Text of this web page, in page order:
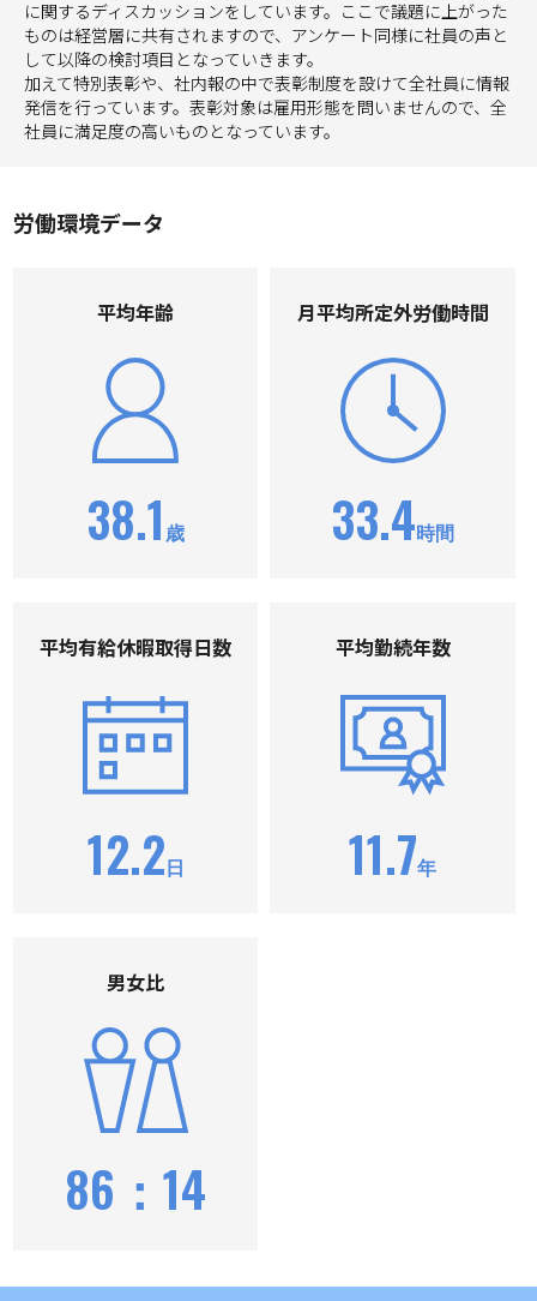
に関するディスカッションをしています。ここで議題に上がった
ものは経営層に共有されますので、アンケート同様に社員の声と
して以降の検討項目となっていきます。
加えて特別表彰や、社内報の中で表彰制度を設けて全社員に情報
発信を行っています。表彰対象は雇用形態を問いませんので、全
社員に満足度の高いものとなっています。
労働環境データ
平均年齢
38.1 歳
⽉平均所定外労働時間
33.4時間
平均有給休暇取得⽇数
12.2日
平均勤続年数
11.7年
男⼥⽐
86：14